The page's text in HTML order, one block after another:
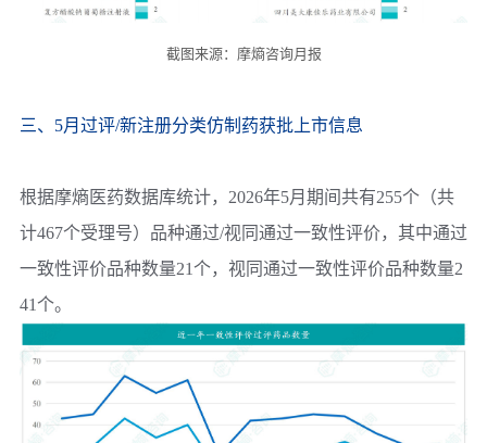
截图来源：摩熵咨询月报
三、5月过评/新注册分类仿制药获批上市信息
根据摩熵医药数据库统计，2026年5月期间共有255个（共
计467个受理号）品种通过/视同通过一致性评价，其中通过
一致性评价品种数量21个，视同通过一致性评价品种数量2
41个。